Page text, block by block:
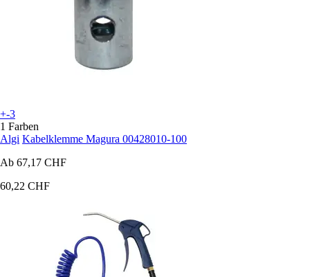
+-3
1 Farben
Algi Kabelklemme Magura 00428010-100
Ab 67,17 CHF
60,22 CHF